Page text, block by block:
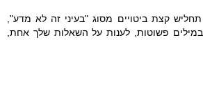
קצת ביטויים מסוג "בעיני זה לא מדע",
פשוטות, לענות על השאלות שלך אחת,